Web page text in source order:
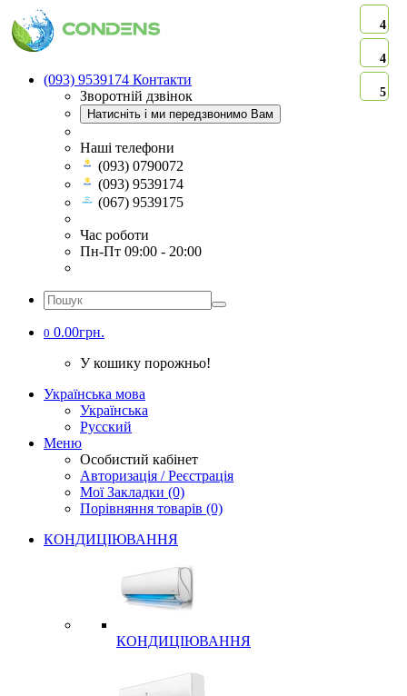
(093) 9539174 Контакти
Зворотній дзвінок
Натисніть і ми передзвонимо Вам
Наші телефони
(093) 0790072
(093) 9539174
(067) 9539175
Час роботи
Пн-Пт 09:00 - 20:00
0 0.00грн.
У кошику порожньо!
Українська мова
Українська
Русский
Меню
Особистий кабінет
Авторизація / Реєстрація
Мої Закладки (0)
Порівняння товарів (0)
КОНДИЦІЮВАННЯ
КОНДИЦІЮВАННЯ
4
4
5